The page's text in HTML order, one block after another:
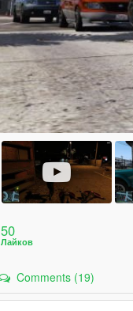
50
Лайков
Comments (19)